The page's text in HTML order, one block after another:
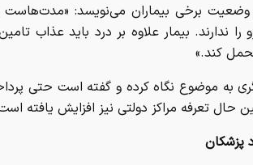
وضعیت برخی بیماران می‌نویسد: «مدت‌هاست
ندارند. بیمار علاوه بر درد باید عذاب
کند.»
به موضوع نگاه کرده و گفته است حتی
حال تعرفه مراکز دولتی نیز افزایش یافته
پزشکان